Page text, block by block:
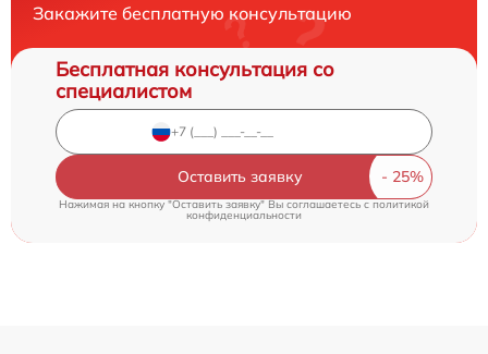
Закажите бесплатную консультацию
Бесплатная консультация со
специалистом
Оставить заявку
Нажимая на кнопку "Оставить заявку" Вы соглашаетесь cполитикой
конфиденциальности